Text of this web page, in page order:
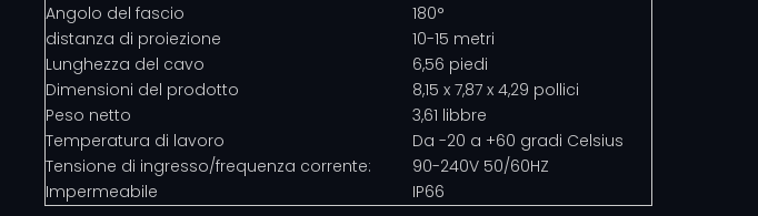
Angolo del fascio
180°
distanza di proiezione
10-15 metri
Lunghezza del cavo
6,56 piedi
Dimensioni del prodotto
8,15 x 7,87 x 4,29 pollici
Peso netto
3,61 libbre
Temperatura di lavoro
Da -20 a +60 gradi Celsius
Tensione di ingresso/frequenza corrente:
90-240V 50/60HZ
Impermeabile
IP66